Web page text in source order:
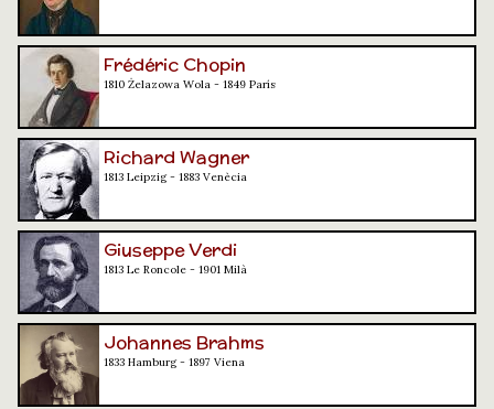
Frédéric Chopin
1810 Żelazowa Wola - 1849 París
Richard Wagner
1813 Leipzig - 1883 Venècia
Giuseppe Verdi
1813 Le Roncole - 1901 Milà
Johannes Brahms
1833 Hamburg - 1897 Viena